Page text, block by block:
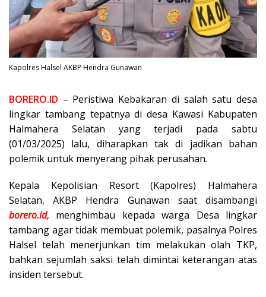
Kapolres Halsel AKBP Hendra Gunawan
BORERO.ID – Peristiwa Kebakaran di salah satu desa
lingkar tambang tepatnya di desa Kawasi Kabupaten
Halmahera Selatan yang terjadi pada sabtu
(01/03/2025) lalu, diharapkan tak di jadikan bahan
polemik untuk menyerang pihak perusahan.
Kepala Kepolisian Resort (Kapolres) Halmahera
Selatan, AKBP Hendra Gunawan saat disambangi
borero.id, menghimbau kepada warga Desa lingkar
tambang agar tidak membuat polemik, pasalnya Polres
Halsel telah menerjunkan tim melakukan olah TKP,
bahkan sejumlah saksi telah dimintai keterangan atas
insiden tersebut.